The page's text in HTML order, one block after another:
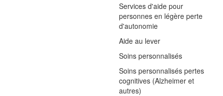
Services d'aide pour
personnes en légère perte
d'autonomie
Aide au lever
Soins personnalisés
Soins personnalisés pertes
cognitives (Alzheimer et
autres)